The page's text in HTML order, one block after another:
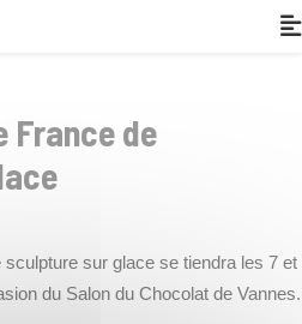
France de
sculpture sur glace se tiendra les 7 et
du Salon du Chocolat de Vannes.